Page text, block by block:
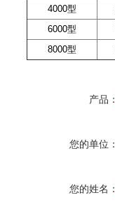
4000型
6000型
8000型
产品：
您的单位：
您的姓名：